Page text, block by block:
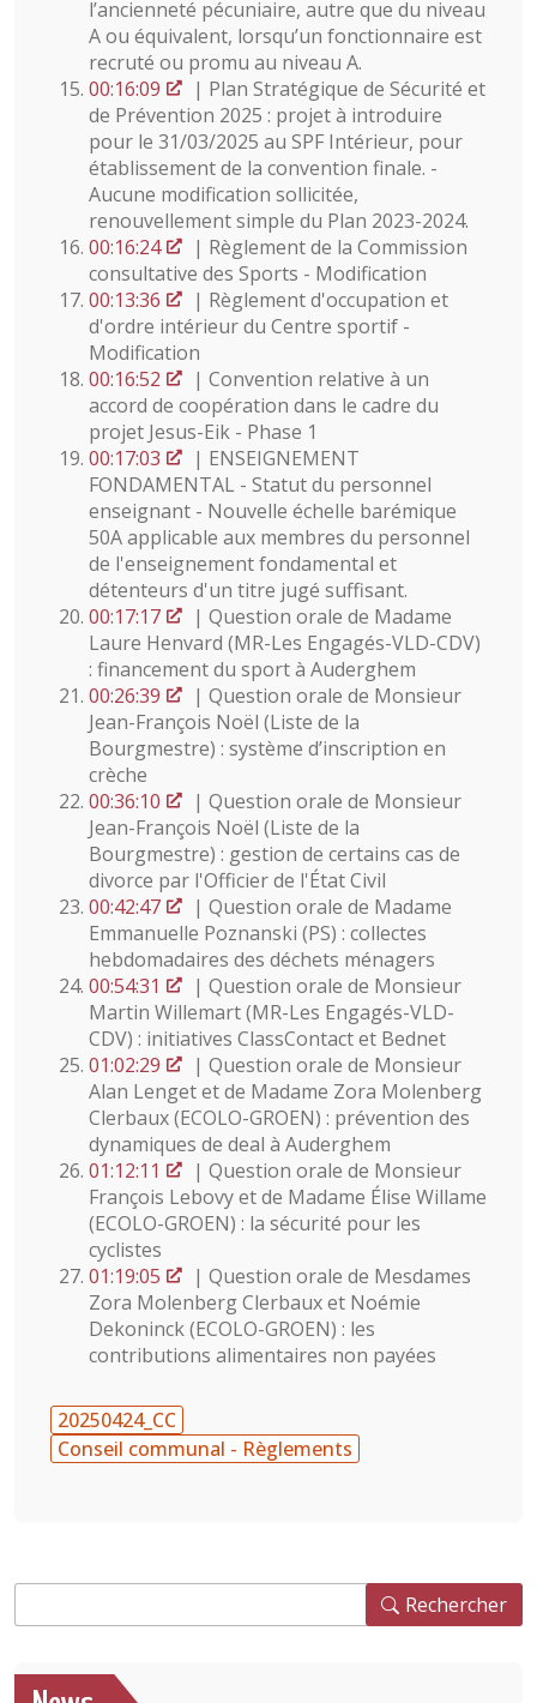
l’ancienneté pécuniaire, autre que du niveau
A ou équivalent, lorsqu’un fonctionnaire est
recruté ou promu au niveau A.
00:16:09
| Plan Stratégique de Sécurité et
de Prévention 2025 : projet à introduire
pour le 31/03/2025 au SPF Intérieur, pour
établissement de la convention finale. -
Aucune modification sollicitée,
renouvellement simple du Plan 2023-2024.
00:16:24
| Règlement de la Commission
consultative des Sports - Modification
00:13:36
| Règlement d'occupation et
d'ordre intérieur du Centre sportif -
Modification
00:16:52
| Convention relative à un
accord de coopération dans le cadre du
projet Jesus-Eik - Phase 1
00:17:03
| ENSEIGNEMENT
FONDAMENTAL - Statut du personnel
enseignant - Nouvelle échelle barémique
50A applicable aux membres du personnel
de l'enseignement fondamental et
détenteurs d'un titre jugé suffisant.
00:17:17
| Question orale de Madame
Laure Henvard (MR-Les Engagés-VLD-CDV)
: financement du sport à Auderghem
00:26:39
| Question orale de Monsieur
Jean-François Noël (Liste de la
Bourgmestre) : système d’inscription en
crèche
00:36:10
| Question orale de Monsieur
Jean-François Noël (Liste de la
Bourgmestre) : gestion de certains cas de
divorce par l'Officier de l'État Civil
00:42:47
| Question orale de Madame
Emmanuelle Poznanski (PS) : collectes
hebdomadaires des déchets ménagers
00:54:31
| Question orale de Monsieur
Martin Willemart (MR-Les Engagés-VLD-
CDV) : initiatives ClassContact et Bednet
01:02:29
| Question orale de Monsieur
Alan Lenget et de Madame Zora Molenberg
Clerbaux (ECOLO-GROEN) : prévention des
dynamiques de deal à Auderghem
01:12:11
| Question orale de Monsieur
François Lebovy et de Madame Élise Willame
(ECOLO-GROEN) : la sécurité pour les
cyclistes
01:19:05
| Question orale de Mesdames
Zora Molenberg Clerbaux et Noémie
Dekoninck (ECOLO-GROEN) : les
contributions alimentaires non payées
20250424_CC
Conseil communal - Règlements
Rechercher